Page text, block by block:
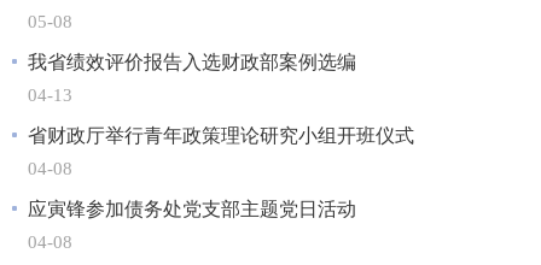
05-08
我省绩效评价报告入选财政部案例选编
04-13
省财政厅举行青年政策理论研究小组开班仪式
04-08
应寅锋参加债务处党支部主题党日活动
04-08